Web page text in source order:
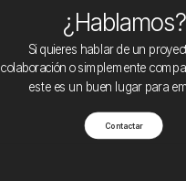
¿Hablamos?
Si quieres hablar de un
colaboración o simplemente
este es un buen lugar para
Contactar